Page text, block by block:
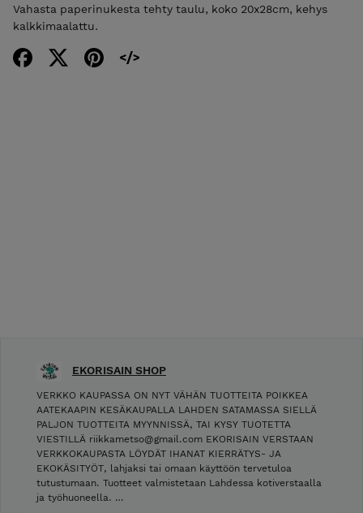
Vahasta paperinukesta tehty taulu, koko 20x28cm, kehys
kalkkimaalattu.
EKORISAIN SHOP
VERKKO KAUPASSA ON NYT VÄHÄN TUOTTEITA POIKKEA
AATEKAAPIN KESÄKAUPALLA LAHDEN SATAMASSA SIELLÄ
PALJON TUOTTEITA MYYNNISSÄ, TAI KYSY TUOTETTA
VIESTILLÄ riikkametso@gmail.com EKORISAIN VERSTAAN
VERKKOKAUPASTA LÖYDÄT IHANAT KIERRÄTYS- JA
EKOKÄSITYÖT, lahjaksi tai omaan käyttöön tervetuloa
tutustumaan. Tuotteet valmistetaan Lahdessa kotiverstaalla
ja työhuoneella. …